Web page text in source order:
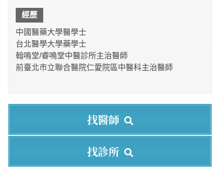
經歷
中國醫藥大學醫學士
台北醫學大學藥學士
翰鳴堂/睿鳴堂中醫診所主治醫師
前臺北市立聯合醫院仁愛院區中醫科主治醫師
找醫師
找診所